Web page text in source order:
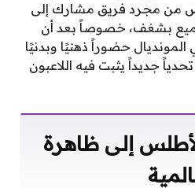
من مجرد فريق مشارك إلى
بشغف، خصوصاً بعد أن
حضوراً ذهنيًا وبدنيًا
جديداً يثبت فيه اللاعبون
إلى ظاهرة